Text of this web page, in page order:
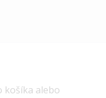
košíka alebo